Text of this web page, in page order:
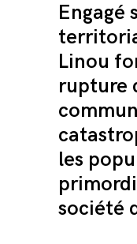
Engagé
Linou
rupture
les
société